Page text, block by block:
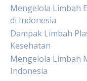
Mengelola Limbah
di Indonesia
Dampak Limbah
Kesehatan
Mengelola Limbah
Indonesia